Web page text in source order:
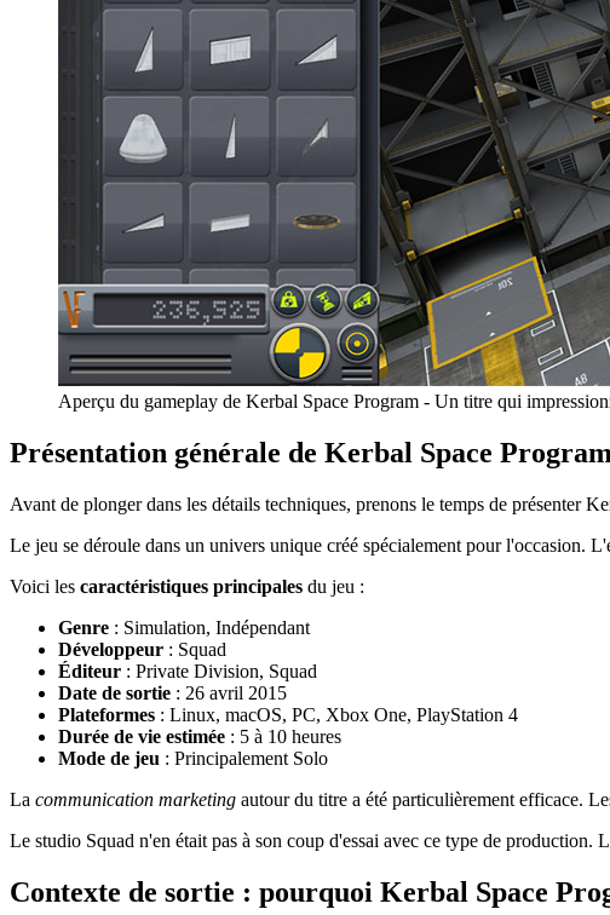
Aperçu du gameplay de Kerbal Space Program - Un titre qui
Présentation générale de Kerbal Space Program
Avant de plonger dans les détails techniques, prenons le temps de présenter
Le jeu se déroule dans un univers unique créé spécialement pour l'occasion.
Voici les caractéristiques principales du jeu :
Genre : Simulation, Indépendant
Développeur : Squad
Éditeur : Private Division, Squad
Date de sortie : 26 avril 2015
Plateformes : Linux, macOS, PC, Xbox One, PlayStation 4
Durée de vie estimée : 5 à 10 heures
Mode de jeu : Principalement Solo
La communication marketing autour du titre a été particulièrement efficace.
Le studio Squad n'en était pas à son coup d'essai avec ce type de production.
Contexte de sortie : pourquoi Kerbal Space